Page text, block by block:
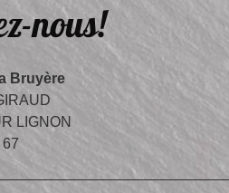
nous!
Bruyère
LIGNON